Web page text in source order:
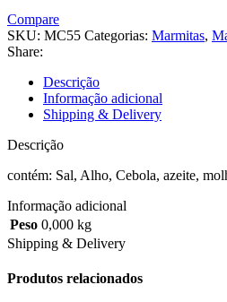
Compare
SKU: MC55 Categorias: Marmitas,
Share:
Descrição
Informação adicional
Shipping & Delivery
Descrição
contém: Sal, Alho, Cebola, azeite,
Informação adicional
Peso 0,000 kg
Shipping & Delivery
Produtos relacionados